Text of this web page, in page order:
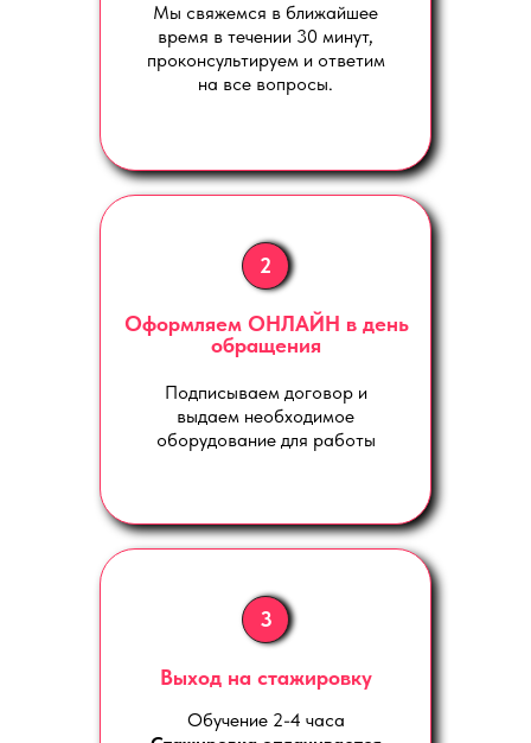
Мы свяжемся в ближайшее
время в течении 30 минут,
проконсультируем и ответим
на все вопросы.
Подписываем договор и
выдаем необходимое
оборудование для работы
Оформляем ОНЛАЙН в день
обращения
3
Выход на стажировку
Обучение 2-4 часа
2